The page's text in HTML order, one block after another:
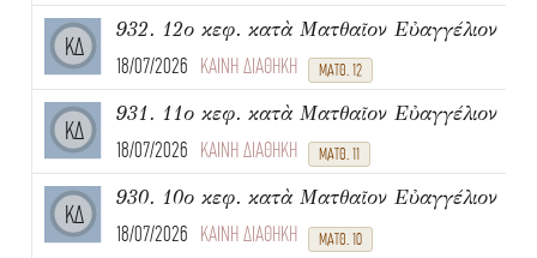
ΚΔ
932. 12ο κεφ. κατὰ Ματθαῖον Εὐαγγέλιον
18/07/2026 ΚΑΙΝΗ ΔΙΑΘΗΚΗ ΜΑΤΘ. 12
ΚΔ
931. 11ο κεφ. κατὰ Ματθαῖον Εὐαγγέλιον
18/07/2026 ΚΑΙΝΗ ΔΙΑΘΗΚΗ ΜΑΤΘ. 11
ΚΔ
930. 10ο κεφ. κατὰ Ματθαῖον Εὐαγγέλιον
18/07/2026 ΚΑΙΝΗ ΔΙΑΘΗΚΗ ΜΑΤΘ. 10